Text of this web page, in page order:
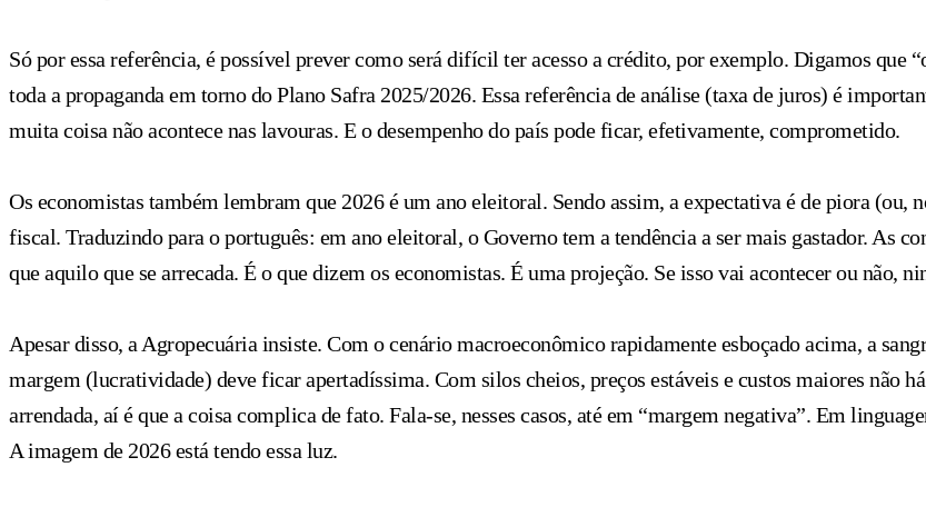
Só por essa referência, é possível prever como será difícil ter acesso a crédito, por exemplo. Digamos que
toda a propaganda em torno do Plano Safra 2025/2026. Essa referência de análise (taxa de juros) é
muita coisa não acontece nas lavouras. E o desempenho do país pode ficar, efetivamente, comprometido.
Os economistas também lembram que 2026 é um ano eleitoral. Sendo assim, a expectativa é de piora (ou,
fiscal. Traduzindo para o português: em ano eleitoral, o Governo tem a tendência a ser mais gastador. As
que aquilo que se arrecada. É o que dizem os economistas. É uma projeção. Se isso vai acontecer ou não,
Apesar disso, a Agropecuária insiste. Com o cenário macroeconômico rapidamente esboçado acima, a
margem (lucratividade) deve ficar apertadíssima. Com silos cheios, preços estáveis e custos maiores não
arrendada, aí é que a coisa complica de fato. Fala-se, nesses casos, até em “margem negativa”. Em
A imagem de 2026 está tendo essa luz.